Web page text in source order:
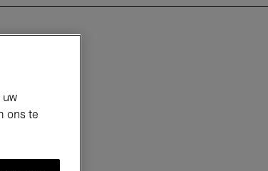
uw
ons te